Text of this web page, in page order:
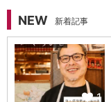
NEW 新着記事
1